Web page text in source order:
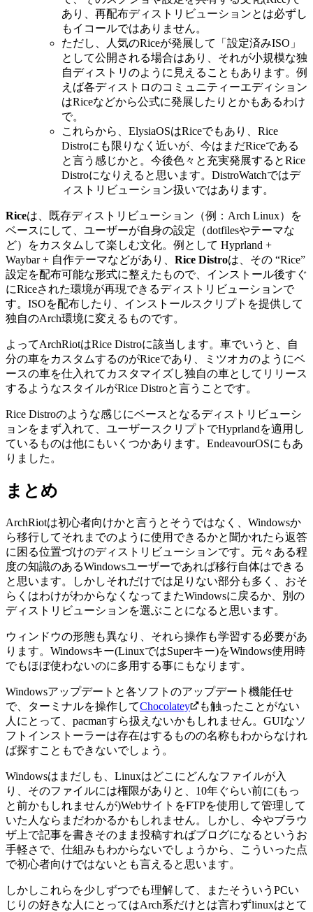
あり、再配布ディストリビューションとは必ずし
もイコールではありません。
ただし、人気のRiceが発展して「設定済みISO」
として公開される場合はあり、それが小規模な独
自ディストリのように見えることもあります。例
えば各ディストロのコミュニティーエディション
はRiceなどから公式に発展したりとかもあるわけ
で。
これらから、ElysiaOSはRiceでもあり、Rice
Distroにも限りなく近いが、今はまだRiceである
と言う感じかと。今後色々と充実発展するとRice
Distroになりえると思います。DistroWatchではデ
ィストリビューション扱いではあります。
Riceは、既存ディストリビューション（例：Arch Linux）を
ベースにして、ユーザーが自身の設定（dotfilesやテーマな
ど）をカスタムして楽しむ文化。例として Hyprland +
Waybar + 自作テーマなどがあり、 Rice Distroは、その “Rice”
設定を配布可能な形式に整えたもので、インストール後すぐ
にRiceされた環境が再現できるディストリビューションで
す。 ISOを配布したり、インストールスクリプトを提供して
独自のArch環境に変えるものです。
よってArchRiotはRice Distroに該当します。車でいうと、自
分の車をカスタムするのがRiceであり、ミツオカのようにベ
ースの車を仕入れてカスタマイズし独自の車としてリリース
するようなスタイルがRice Distroと言うことです。
Rice Distroのような感じにベースとなるディストリビューシ
ョンをまず入れて、ユーザースクリプトでHyprlandを適用し
ているものは他にもいくつかあります。EndeavourOSにもあ
りました。
まとめ
ArchRiotは初心者向けかと言うとそうではなく、Windowsか
ら移行してそれまでのように使用できるかと聞かれたら返答
に困る位置づけのディストリビューションです。 元々ある程
度の知識のあるWindowsユーザーであれば移行自体はできる
と思います。しかしそれだけでは足りない部分も多く、おそ
らくはわけがわからなくなってまたWindowsに戻るか、別の
ディストリビューションを選ぶことになると思います。
ウィンドウの形態も異なり、それら操作も学習する必要があ
ります。Windowsキー(LinuxではSuperキー)をWindows使用時
でもほぼ使わないのに多用する事にもなります。
Windowsアップデートと各ソフトのアップデート機能任せ
で、ターミナルを操作してChocolatey
も触ったことがない
人にとって、pacmanすら扱えないかもしれません。GUIなソ
フトインストーラーは存在はするものの名称もわからなけれ
ば探すこともできないでしょう。
Windowsはまだしも、Linuxはどこにどんなファイルが入
り、そのファイルには権限がありと、10年ぐらい前に(もっ
と前かもしれませんが)WebサイトをFTPを使用して管理して
いた人ならまだわかるかもしれません。しかし、今やブラウ
ザ上で記事を書きそのまま投稿すればブログになるというお
手軽さで、仕組みもわからないでしょうから、こういった点
で初心者向けではないとも言えると思います。
しかしこれらを少しずつでも理解して、またそういうPCい
じりの好きな人にとってはArch系だけとは言わずlinuxはとて